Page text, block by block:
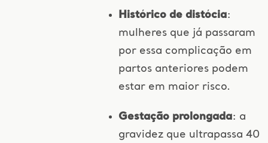
Histórico de distócia:
mulheres que já passaram
por essa complicação em
partos anteriores podem
estar em maior risco.
Gestação prolongada: a
gravidez que ultrapassa 40